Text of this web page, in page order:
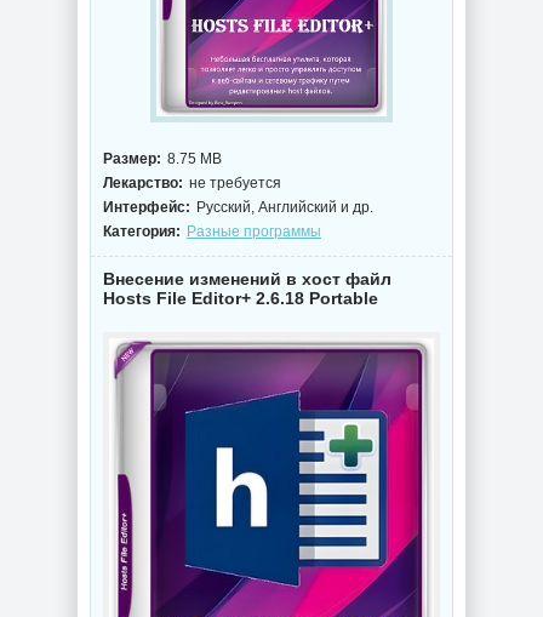
Размер: 8.75 MB
Лекарство: не требуется
Интерфейс: Русский, Английский и др.
Категория: Разные программы
Внесение изменений в хост файл
Hosts File Editor+ 2.6.18 Portable